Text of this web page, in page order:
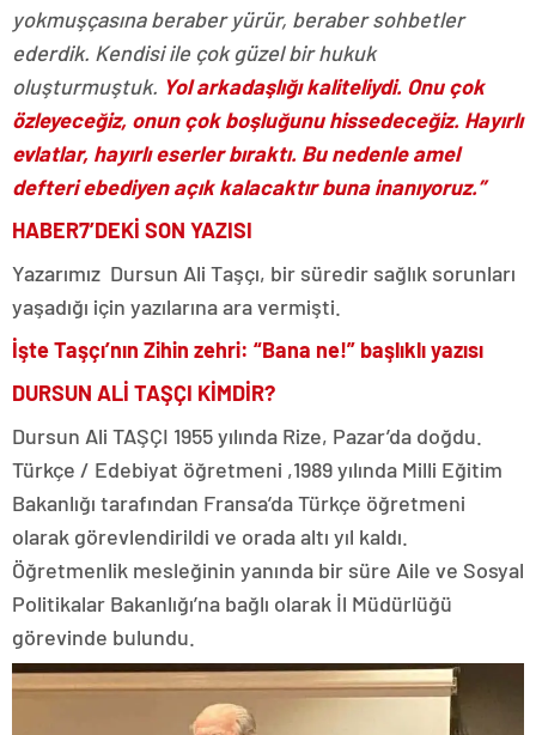
yokmuşçasına beraber yürür, beraber sohbetler
ederdik. Kendisi ile çok güzel bir hukuk
oluşturmuştuk. Yol arkadaşlığı kaliteliydi. Onu çok
özleyeceğiz, onun çok boşluğunu hissedeceğiz. Hayırlı
evlatlar, hayırlı eserler bıraktı. Bu nedenle amel
defteri ebediyen açık kalacaktır buna inanıyoruz.”
HABER7’DEKİ SON YAZISI
Yazarımız Dursun Ali Taşçı, bir süredir sağlık sorunları
yaşadığı için yazılarına ara vermişti.
İşte Taşçı’nın Zihin zehri: “Bana ne!” başlıklı yazısı
DURSUN ALİ TAŞÇI KİMDİR?
Dursun Ali TAŞÇI 1955 yılında Rize, Pazar’da doğdu.
Türkçe / Edebiyat öğretmeni ,1989 yılında Milli Eğitim
Bakanlığı tarafından Fransa’da Türkçe öğretmeni
olarak görevlendirildi ve orada altı yıl kaldı.
Öğretmenlik mesleğinin yanında bir süre Aile ve Sosyal
Politikalar Bakanlığı’na bağlı olarak İl Müdürlüğü
görevinde bulundu.